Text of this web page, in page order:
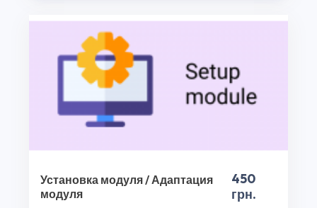
Opencart 3.0* и других наших продуктов. Посетите наш
интернет-магазин плагинов уже сегодня и сделайте
ваш бизнес еще успешнее!
Спасибо, что выбрали CS50!
Установка модуля / Адаптация
модуля
450
грн.